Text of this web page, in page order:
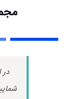
در